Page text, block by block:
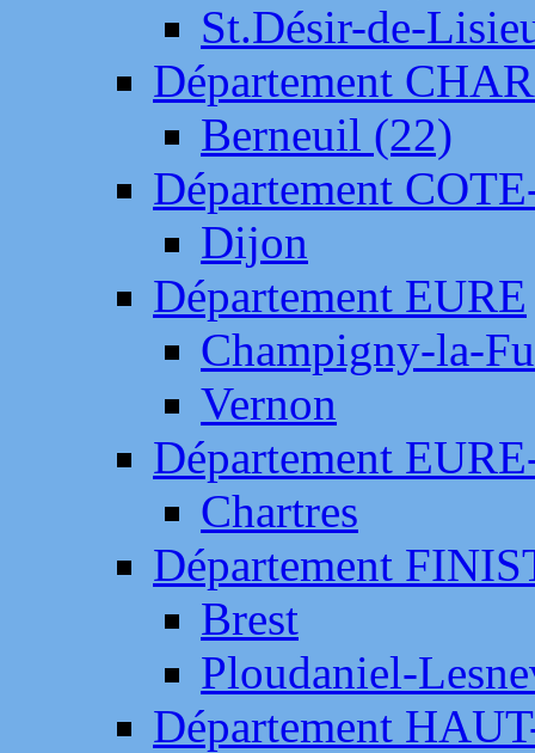
St.Désir-de-
Département
Berneuil (22)
Département
Dijon
Département EURE
Champigny-la-
Vernon
Département
Chartres
Département
Brest
Ploudaniel-
Département